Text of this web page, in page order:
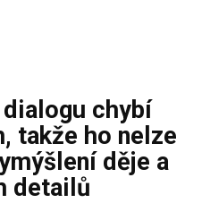
chybí
takže ho nelze
děje a
detailů